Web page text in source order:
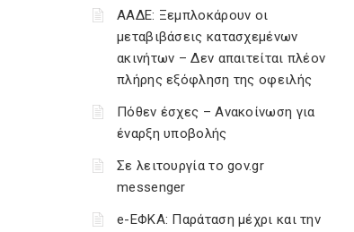
ΑΑΔΕ: Ξεμπλοκάρουν οι
μεταβιβάσεις κατασχεμένων
ακινήτων – Δεν απαιτείται πλέον
πλήρης εξόφληση της οφειλής
Πόθεν έσχες – Ανακοίνωση για
έναρξη υποβολής
Σε λειτουργία το gov.gr
messenger
e-ΕΦΚΑ: Παράταση μέχρι και την